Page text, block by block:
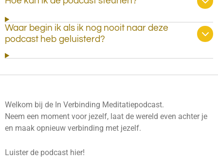
Waar begin ik als ik nog nooit naar deze
podcast heb geluisterd?
Welkom bij de In Verbinding Meditatiepodcast.
Neem een moment voor jezelf, laat de wereld even achter je
en maak opnieuw verbinding met jezelf.
Luister de podcast hier!